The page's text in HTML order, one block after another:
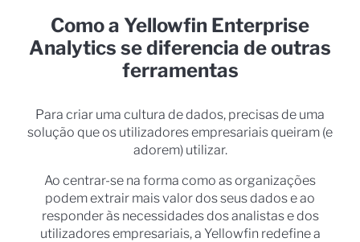
Como a Yellowfin Enterprise
Analytics se diferencia de outras
ferramentas
Para criar uma cultura de dados, precisas de uma
solução que os utilizadores empresariais queiram (e
adorem) utilizar.
Ao centrar-se na forma como as organizações
podem extrair mais valor dos seus dados e ao
responder às necessidades dos analistas e dos
utilizadores empresariais, a Yellowfin redefine a